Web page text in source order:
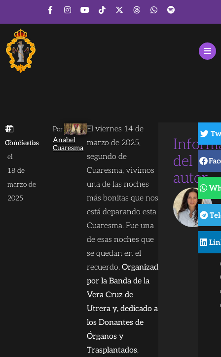
Conciertos
Publicado
el
18 de
marzo de
2025
Por
Anabel
Cuaresma
El viernes 14 de
marzo de 2025,
segundo de
Cuaresma, vivimos
una de las noches
más bonitas que nos
está deparando esta
Cuaresma. Fue una
de esas noches que
se quedan en el
recuerdo.Organizado
por la Banda de la
Vera Cruz de
Utrera y, dedicado a
los Donantes de
Órganos y
Trasplantados,
del
autor